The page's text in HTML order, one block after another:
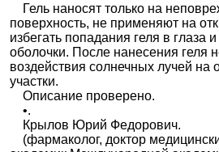
Гель наносят только на
поверхность, не применяют на
избегать попадания геля в глаза
оболочки. После нанесения геля
воздействия солнечных лучей на
участки.
Описание проверено.
•.
Крылов Юрий Федорович.
(фармаколог, доктор